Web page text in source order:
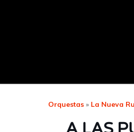
Orquestas » La Nueva